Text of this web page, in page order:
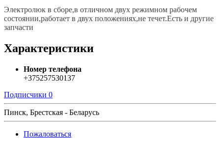
Электролюк в сборе,в отличном двух режимном рабочем
состоянии,работает в двух положениях,не течет.Есть и другие
запчасти
Характеристики
Номер телефона
+375257530137
Подписчики 0
Пинск, Брестская - Беларусь
Пожаловаться